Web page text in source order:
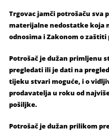
Trgovac jamči potrošaču sva
materijalne nedostatke koja
odnosima i Zakonom o
Potrošač je dužan primljenu
pregledati ili je dati na
tijeku stvari moguće, i o
prodavatelja u roku od
pošiljke.
Potrošač je dužan prilikom